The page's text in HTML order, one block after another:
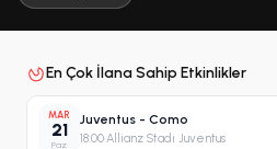
En Çok İlana Sahip Etkinlikler
MAR
21
Paz
Juventus - Como
18:00·Allianz Stadı Juventus